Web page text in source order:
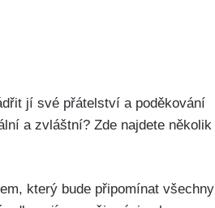
jí své přátelství a poděkování
a zvláštní? Zde najdete několik
který bude připomínat všechny